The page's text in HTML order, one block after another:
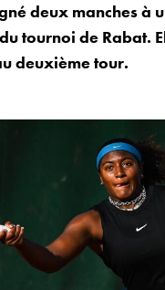
deux manches à
tournoi de Rabat.
deuxième tour.